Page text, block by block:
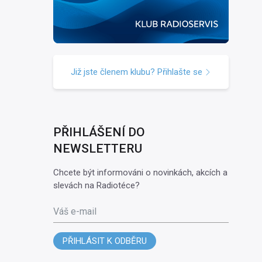
Již jste členem klubu? Přihlašte se
PŘIHLÁŠENÍ DO
NEWSLETTERU
Chcete být informováni o novinkách, akcích a
slevách na Radiotéce?
Váš e-mail
PŘIHLÁSIT K ODBĚRU